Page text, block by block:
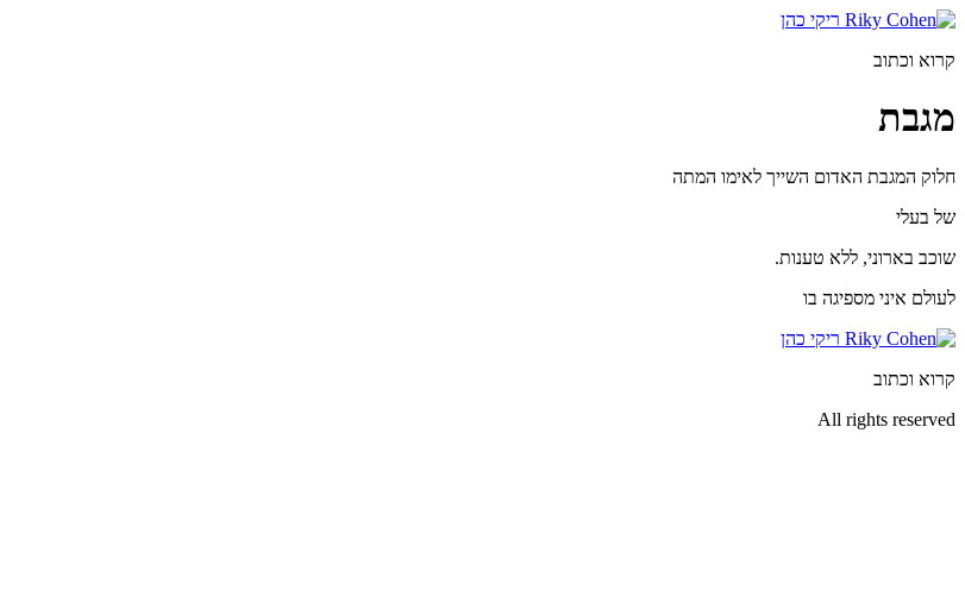
דלג
קרוא וכתוב
מגבת
חלוק המגבת האדום השייך לאימו המתה
של בעלי
שוכב בארוני, ללא טענות.
לעולם איני מספיגה בו
קרוא וכתוב
All rights reserved